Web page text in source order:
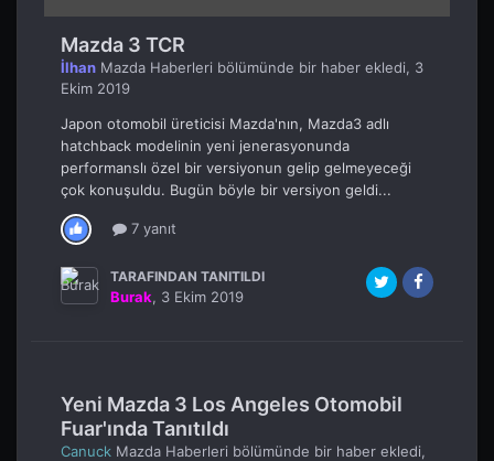
Mazda 3 TCR
İlhan Mazda Haberleri bölümünde bir haber ekledi, 3
Ekim 2019
Japon otomobil üreticisi Mazda'nın, Mazda3 adlı
hatchback modelinin yeni jenerasyonunda
performanslı özel bir versiyonun gelip gelmeyeceği
çok konuşuldu. Bugün böyle bir versiyon geldi...
7 yanıt
TARAFINDAN TANITILDI
Burak, 3 Ekim 2019
Yeni Mazda 3 Los Angeles Otomobil
Fuar'ında Tanıtıldı
Canuck Mazda Haberleri bölümünde bir haber ekledi,